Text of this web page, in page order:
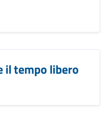
il tempo libero